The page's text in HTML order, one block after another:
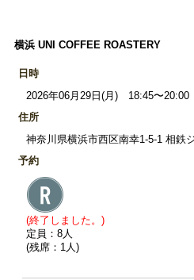
横浜 UNI COFFEE ROASTERY
日時
2026年06月29日(月) 18:45〜20:00
住所
神奈川県横浜市西区南幸1-5-1 相鉄
予約
(終了しました。)
定員：8人
(残席：1人)